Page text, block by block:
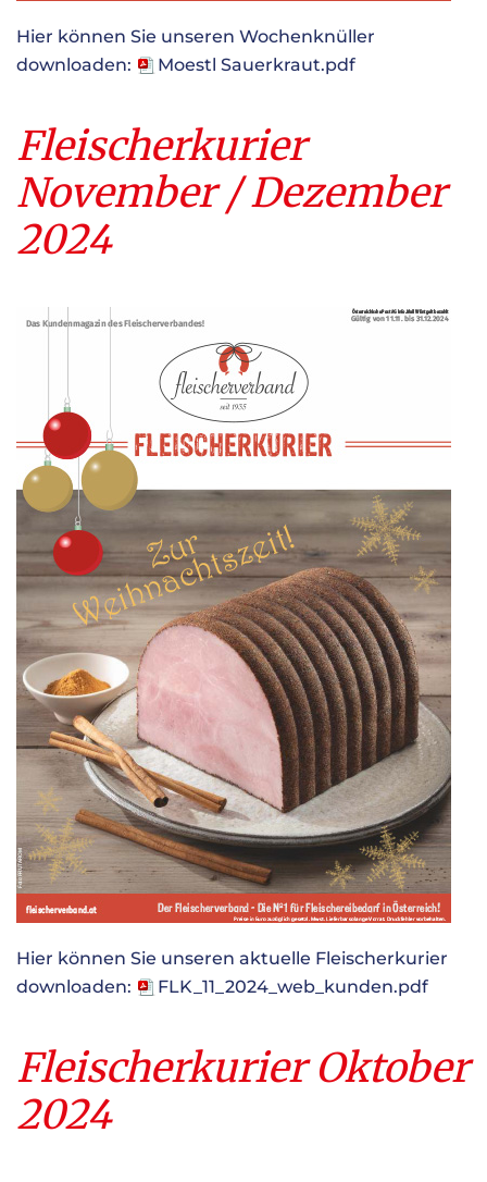
Hier können Sie unseren Wochenknüller
downloaden:
Moestl Sauerkraut.pdf
Fleischerkurier
November / Dezember
2024
Hier können Sie unseren aktuelle Fleischerkurier
downloaden:
FLK_11_2024_web_kunden.pdf
Fleischerkurier Oktober
2024